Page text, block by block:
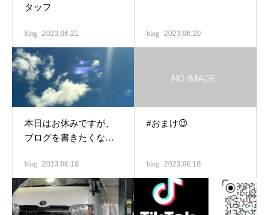
タッフ
blog 2023.06.21 blog 2023.06.20
本日はお休みですが、
ブログを書きたくなっ
blog 2023.06.19
#おまけ😉
blog 2023.06.18